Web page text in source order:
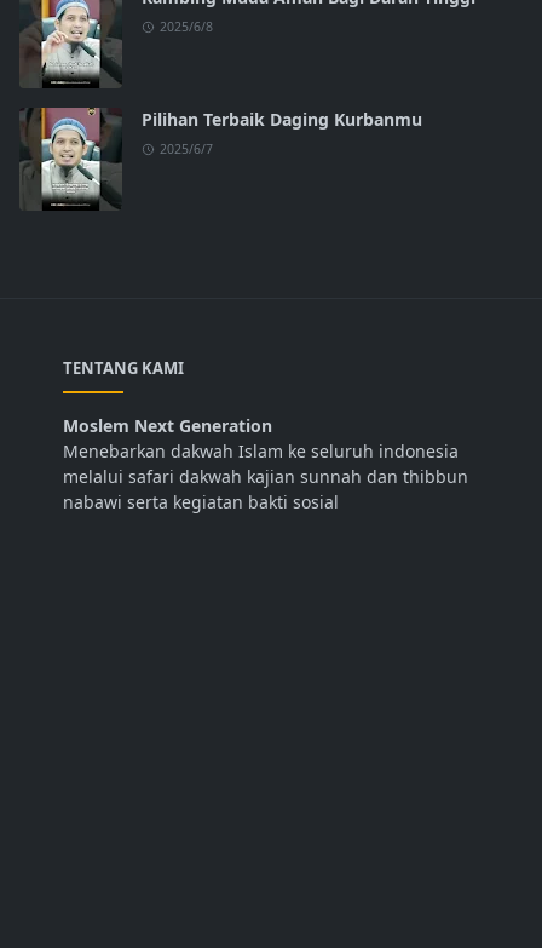
2025/6/8
Pilihan Terbaik Daging Kurbanmu
2025/6/7
TENTANG KAMI
Moslem Next Generation
Menebarkan dakwah Islam ke seluruh indonesia
melalui safari dakwah kajian sunnah dan thibbun
nabawi serta kegiatan bakti sosial